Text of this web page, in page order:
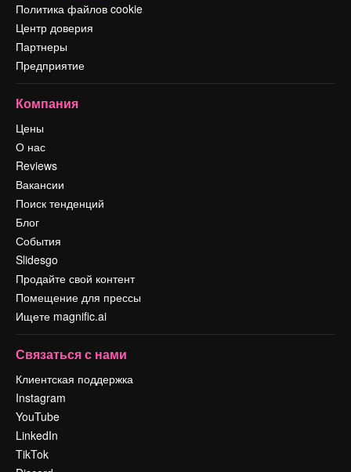
Политика файлов cookie
Центр доверия
Партнеры
Предприятие
Компания
Цены
О нас
Reviews
Вакансии
Поиск тенденций
Блог
События
Slidesgo
Продайте свой контент
Помещение для прессы
Ищете magnific.ai
Связаться с нами
Клиентская поддержка
Instagram
YouTube
LinkedIn
TikTok